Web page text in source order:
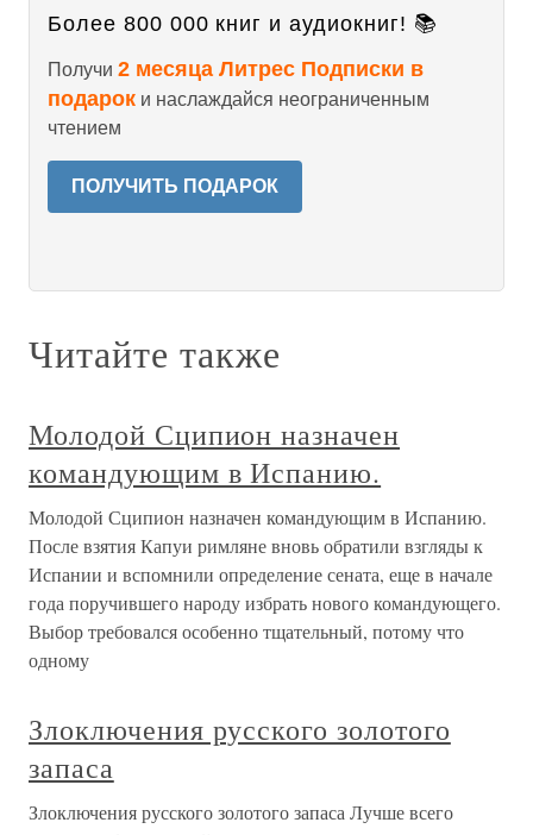
Более 800 000 книг и аудиокниг! 📚
Получи 2 месяца Литрес Подписки в
подарок и наслаждайся неограниченным
чтением
ПОЛУЧИТЬ ПОДАРОК
Читайте также
Молодой Сципион назначен
командующим в Испанию.
Молодой Сципион назначен командующим в Испанию.
После взятия Капуи римляне вновь обратили взгляды к
Испании и вспомнили определение сената, еще в начале
года поручившего народу избрать нового командующего.
Выбор требовался особенно тщательный, потому что
одному
Злоключения русского золотого
запаса
Злоключения русского золотого запаса Лучше всего